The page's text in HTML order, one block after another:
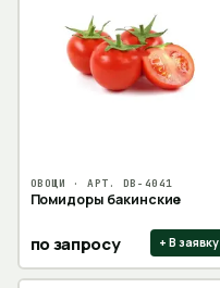
ОВОЩИ · АРТ. DB-4041
Помидоры бакинские
по запросу + В заявку